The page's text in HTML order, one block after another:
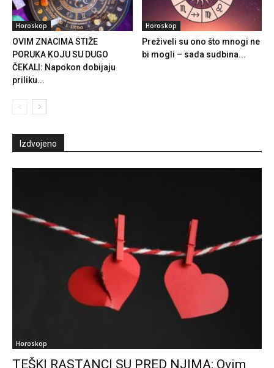
Horoskop
OVIM ZNACIMA STIŽE
PORUKA KOJU SU DUGO
ČEKALI: Napokon dobijaju
priliku...
Horoskop
Preživeli su ono što mnogi ne
bi mogli – sada sudbina...
Izdvojeno
Horoskop
TEŠKI RASTANCI SU PRED NJIMA: Ovim